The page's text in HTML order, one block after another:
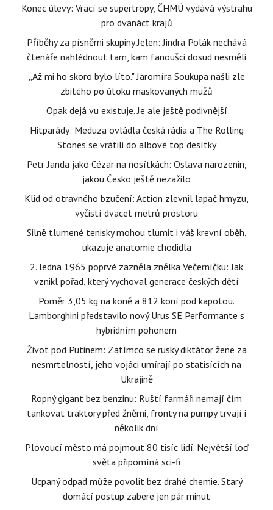
Konec úlevy: Vrací se supertropy, ČHMÚ vydává výstrahu
pro dvanáct krajů
Příběhy za písněmi skupiny Jelen: Jindra Polák nechává
čtenáře nahlédnout tam, kam fanoušci dosud nesměli
„Až mi ho skoro bylo líto." Jaromíra Soukupa našli zle
zbitého po útoku maskovaných mužů
Opak dejá vu existuje. Je ale ještě podivnější
Hitparády: Meduza ovládla česká rádia a The Rolling
Stones se vrátili do albové top desítky
Petr Janda jako Cézar na nosítkách: Oslava narozenin,
jakou Česko ještě nezažilo
Klid od otravného bzučení: Action zlevnil lapač hmyzu,
vyčistí dvacet metrů prostoru
Silně tlumené tenisky mohou tlumit i váš krevní oběh,
ukazuje anatomie chodidla
2. ledna 1965 poprvé zazněla znělka Večerníčku: Jak
vznikl pořad, který vychoval generace českých dětí
Poměr 3,05 kg na koně a 812 koní pod kapotou.
Lamborghini představilo nový Urus SE Performante s
hybridním pohonem
Život pod Putinem: Zatímco se ruský diktátor žene za
nesmrtelností, jeho vojáci umírají po statisících na
Ukrajině
Ropný gigant bez benzinu: Ruští farmáři nemají čím
tankovat traktory před žněmi, fronty na pumpy trvají i
několik dní
Plovoucí město má pojmout 80 tisíc lidí. Největší loď
světa připomíná sci-fi
Ucpaný odpad může povolit bez drahé chemie. Starý
domácí postup zabere jen pár minut